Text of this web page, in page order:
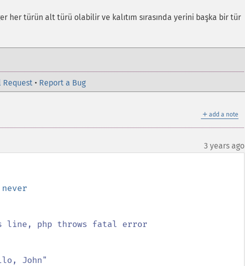
her türün alt türü olabilir ve kalıtım sırasında yerini başka bir tür
Request • Report a Bug
＋ add a note
3 years ago
John"